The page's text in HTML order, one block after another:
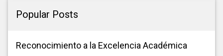
Popular Posts
Reconocimiento a la Excelencia Académica